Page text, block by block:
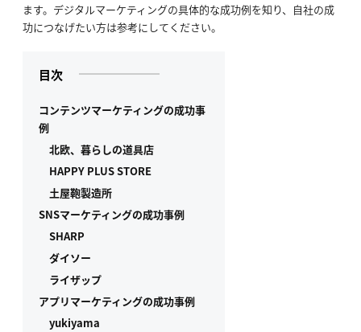
ます。デジタルマーケティングの具体的な成功例を知り、自社の成
功につなげたい方は参考にしてください。
目次
コンテンツマーケティングの成功事
例
北欧、暮らしの道具店
HAPPY PLUS STORE
土屋鞄製造所
SNSマーケティングの成功事例
SHARP
ダイソー
ライザップ
アプリマーケティングの成功事例
yukiyama